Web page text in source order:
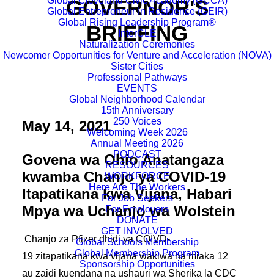
Global Entrepreneur In Residence (GEIR)
Global Rising Leadership Program®
InterCLE
Naturalization Ceremonies
Newcomer Opportunities for Venture and Acceleration (NOVA)
Sister Cities
Professional Pathways
EVENTS
Global Neighborhood Calendar
15th Anniversary
250 Voices
Welcoming Week 2026
Annual Meeting 2026
PODCAST
RESOURCES
WORKFORCE
Here Are The Workers
For Job Seekers
For Employers
DONATE
GET INVOLVED
Global Schools Membership
Global Membership Program
Sponsorship Opportunities
GOVERNOR'S
BRIEFING
May 14, 2021
Govena wa Ohio Anatangaza
kwamba Chanjo ya COVID-19
Itapatikana kwa Vijana, Habari
Mpya wa Uchanjo wa Wolstein
Chanjo za Pfizer dhidi ya COIVD-
19 zitapatikana kwa vijana wakiwa na miaka 12
au zaidi kuendana na ushauri wa Sherika la CDC